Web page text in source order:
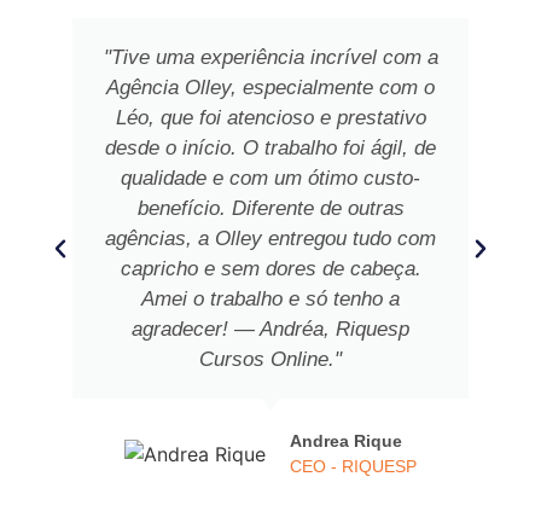
"Tive uma experiência incrível com a
Agência Olley, especialmente com o
Léo, que foi atencioso e prestativo
desde o início. O trabalho foi ágil, de
qualidade e com um ótimo custo-
benefício. Diferente de outras
agências, a Olley entregou tudo com
capricho e sem dores de cabeça.
Amei o trabalho e só tenho a
agradecer! — Andréa, Riquesp
Cursos Online."
Andrea Rique
CEO - RIQUESP